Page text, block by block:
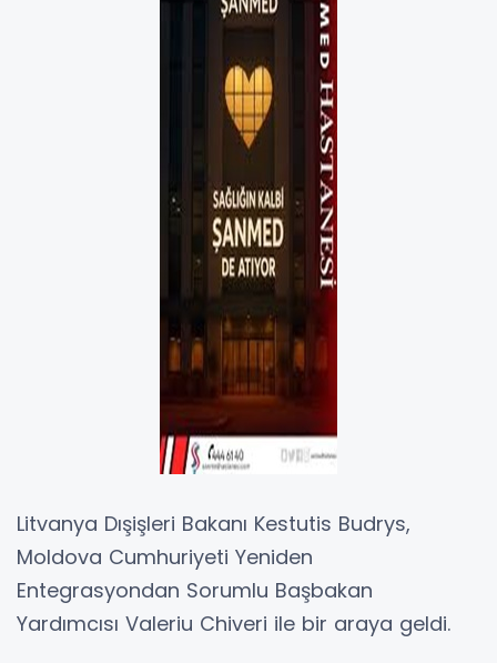
Litvanya Dışişleri Bakanı Kestutis Budrys,
Moldova Cumhuriyeti Yeniden
Entegrasyondan Sorumlu Başbakan
Yardımcısı Valeriu Chiveri ile bir araya geldi.